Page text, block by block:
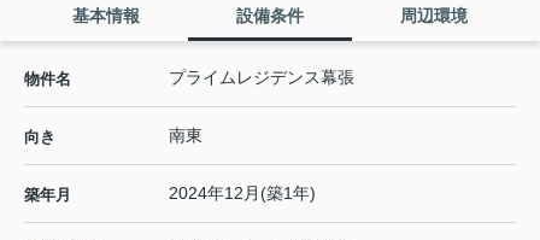
基本情報 設備条件 周辺環境
物件名 プライムレジデンス幕張
向き 南東
築年月 2024年12月(築1年)